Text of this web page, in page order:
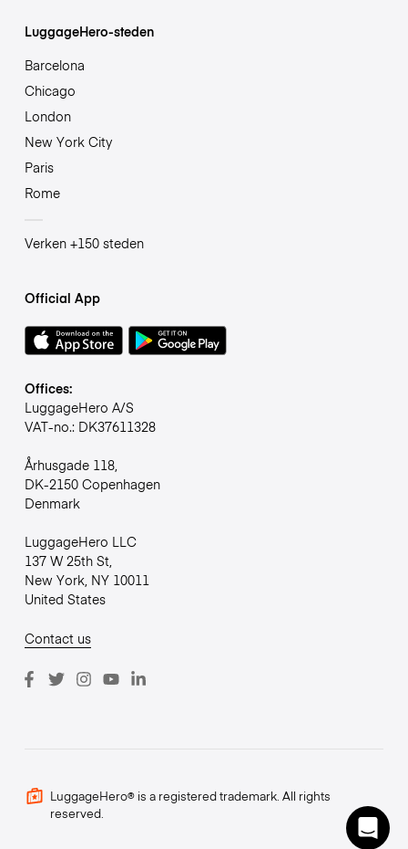
LuggageHero-steden
Barcelona
Chicago
London
New York City
Paris
Rome
Verken +150 steden
Official App
Offices:
LuggageHero A/S
VAT-no.: DK37611328
Århusgade 118,
DK-2150 Copenhagen
Denmark
LuggageHero LLC
137 W 25th St,
New York, NY 10011
United States
Contact us
LuggageHero® is a registered trademark. All rights
reserved.